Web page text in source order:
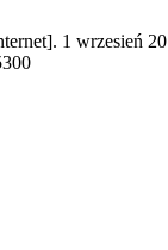
1 wrzesień